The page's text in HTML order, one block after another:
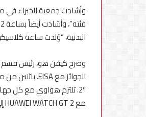
البدنية، “وُلدت ساعة
وصرح كيفن هو، رئيس قسم
2″. تلتزم هواوي مع كل
مع HUAWEI WATCH GT 2 إلى هاتف ذكي يكسر حدود التصوير بالهاتف الذكي باستخدام HUAWEI P40 Pro.”